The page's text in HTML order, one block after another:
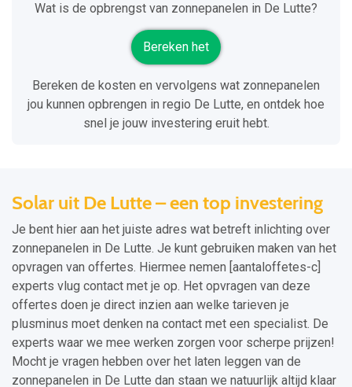
Wat is de opbrengst van zonnepanelen in De Lutte?
Bereken het
Bereken de kosten en vervolgens wat zonnepanelen
jou kunnen opbrengen in regio De Lutte, en ontdek hoe
snel je jouw investering eruit hebt.
Solar uit De Lutte – een top investering
Je bent hier aan het juiste adres wat betreft inlichting over
zonnepanelen in De Lutte. Je kunt gebruiken maken van het
opvragen van offertes. Hiermee nemen [aantaloffetes-c]
experts vlug contact met je op. Het opvragen van deze
offertes doen je direct inzien aan welke tarieven je
plusminus moet denken na contact met een specialist. De
experts waar we mee werken zorgen voor scherpe prijzen!
Mocht je vragen hebben over het laten leggen van de
zonnepanelen in De Lutte dan staan we natuurlijk altijd klaar